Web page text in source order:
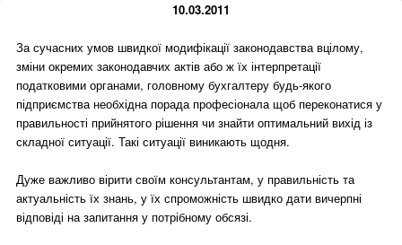
10.03.2011
За сучасних умов швидкої модифікації законодавства вцілому,
зміни окремих законодавчих актів або ж їх інтерпретації
податковими органами, головному бухгалтеру будь-якого
підприємства необхідна порада професіонала щоб переконатися у
правильності прийнятого рішення чи знайти оптимальний вихід із
складної ситуації. Такі ситуації виникають щодня.
Дуже важливо вірити своїм консультантам, у правильність та
актуальність їх знань, у їх спроможність швидко дати вичерпні
відповіді на запитання у потрібному обсязі.